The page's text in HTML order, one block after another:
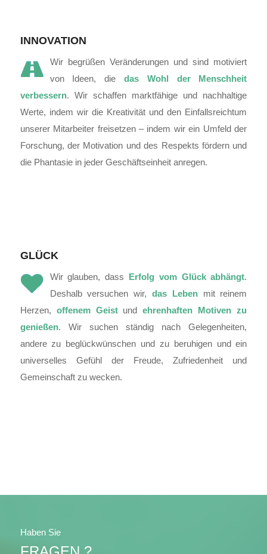
INNOVATION
Wir begrüßen Veränderungen und sind motiviert
von Ideen, die das Wohl der Menschheit
verbessern. Wir schaffen marktfähige und nachhaltige
Werte, indem wir die Kreativität und den Einfallsreichtum
unserer Mitarbeiter freisetzen – indem wir ein Umfeld der
Forschung, der Motivation und des Respekts fördern und
die Phantasie in jeder Geschäftseinheit anregen.
GLÜCK
Wir glauben, dass Erfolg vom Glück abhängt.
Deshalb versuchen wir, das Lebenmit reinem
Herzen, offenem Geistundehrenhaften Motiven zu
genießen. Wir suchen ständig nach Gelegenheiten,
andere zu beglückwünschen und zu beruhigen und ein
universelles Gefühl der Freude, Zufriedenheit und
Gemeinschaft zu wecken.
Haben Sie